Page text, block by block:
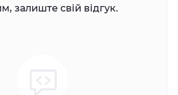
залиште свій відгук.